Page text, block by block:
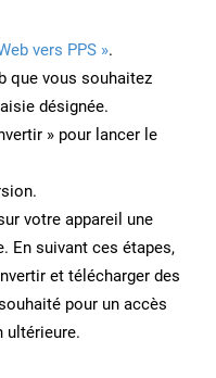
vers PPS ».
que vous souhaitez
désignée.
» pour lancer le
votre appareil une
En suivant ces étapes,
et télécharger des
pour un accès
ultérieure.